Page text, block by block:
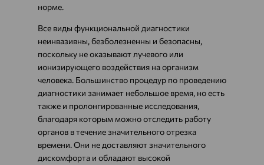
норме.
Все виды функциональной диагностики
неинвазивны, безболезненны и безопасны,
поскольку не оказывают лучевого или
ионизирующего воздействия на организм
человека. Большинство процедур по проведению
диагностики занимает небольшое время, но есть
также и пролонгированные исследования,
благодаря которым можно отследить работу
органов в течение значительного отрезка
времени. Они не доставляют значительного
дискомфорта и обладают высокой